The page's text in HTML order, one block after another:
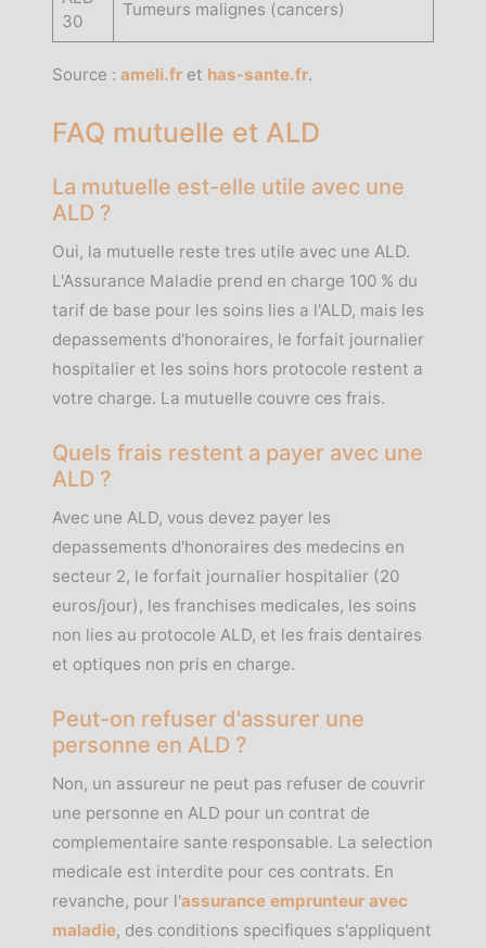
30
Tumeurs malignes (cancers)
Source : ameli.fr et has-sante.fr.
FAQ mutuelle et ALD
La mutuelle est-elle utile avec une
ALD ?
Oui, la mutuelle reste tres utile avec une ALD.
L'Assurance Maladie prend en charge 100 % du
tarif de base pour les soins lies a l'ALD, mais les
depassements d'honoraires, le forfait journalier
hospitalier et les soins hors protocole restent a
votre charge. La mutuelle couvre ces frais.
Quels frais restent a payer avec une
ALD ?
Avec une ALD, vous devez payer les
depassements d'honoraires des medecins en
secteur 2, le forfait journalier hospitalier (20
euros/jour), les franchises medicales, les soins
non lies au protocole ALD, et les frais dentaires
et optiques non pris en charge.
Peut-on refuser d'assurer une
personne en ALD ?
Non, un assureur ne peut pas refuser de couvrir
une personne en ALD pour un contrat de
complementaire sante responsable. La selection
medicale est interdite pour ces contrats. En
revanche, pour l'assurance emprunteur avec
maladie, des conditions specifiques s'appliquent